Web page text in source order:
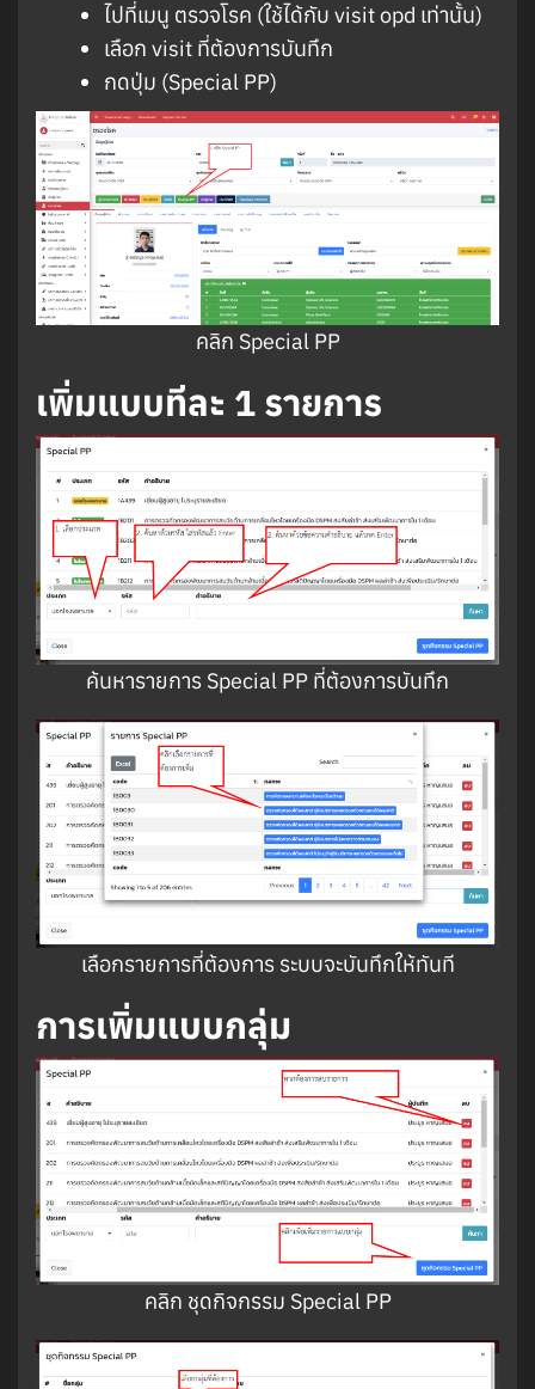
ไปที่เมนู ตรวจโรค (ใช้ได้กับ visit opd เท่านั้น)
เลือก visit ที่ต้องการบันทึก
กดปุ่ม (Special PP)
คลิก Special PP
เพิ่มแบบทีละ 1 รายการ
ค้นหารายการ Special PP ที่ต้องการบันทึก
เลือกรายการที่ต้องการ ระบบจะบันทึกให้ทันที
การเพิ่มแบบกลุ่ม
คลิก ชุดกิจกรรม Special PP